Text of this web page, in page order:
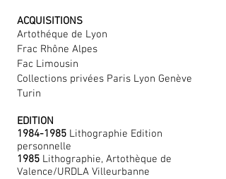
ACQUISITIONS
Artothéque de Lyon
Frac Rhône Alpes
Fac Limousin
Collections privées Paris Lyon Genève
Turin
EDITION
1984-1985 Lithographie Edition
personnelle
1985 Lithographie, Artothèque de
Valence/URDLA Villeurbanne